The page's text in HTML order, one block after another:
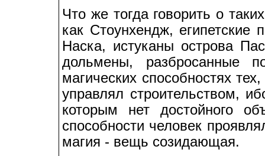
Что же тогда говорить о
как Стоунхендж,
Наска, истуканы острова
дольмены, разбросанные
магических способностях
управлял строительством,
которым нет достойного
способности человек
магия - вещь созидающая.